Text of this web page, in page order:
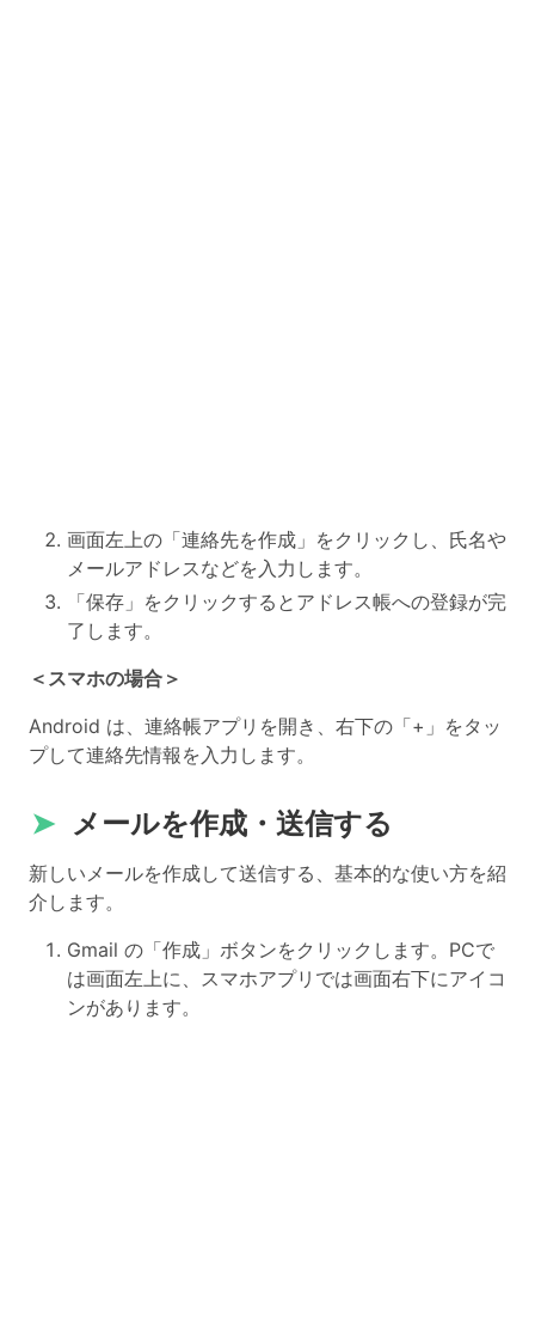
画面左上の「連絡先を作成」をクリックし、氏名や
メールアドレスなどを入力します。
「保存」をクリックするとアドレス帳への登録が完
了します。
＜スマホの場合＞
Android は、連絡帳アプリを開き、右下の「+」をタッ
プして連絡先情報を入力します。
➤ メールを作成・送信する
新しいメールを作成して送信する、基本的な使い方を紹
介します。
Gmail の「作成」ボタンをクリックします。PCで
は画面左上に、スマホアプリでは画面右下にアイコ
ンがあります。